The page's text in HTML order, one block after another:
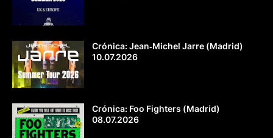
Crónica: Jean‐Michel Jarre (Madrid)
10.07.2026
Crónica: Foo Fighters (Madrid)
08.07.2026